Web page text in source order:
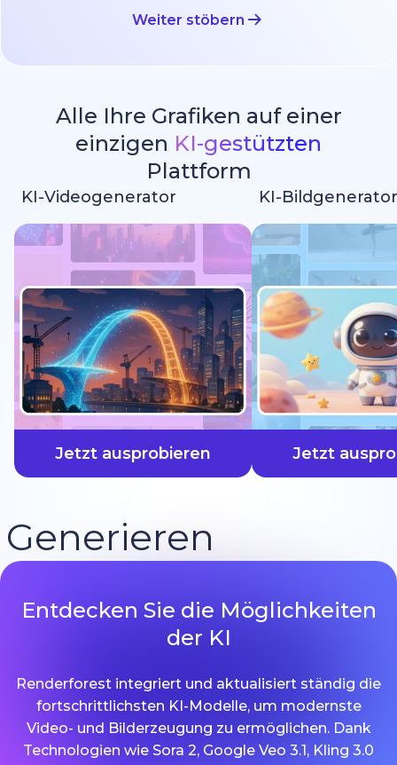
Weiter stöbern
Alle Ihre Grafiken auf einer
einzigen KI-gestützten
Plattform
KI-Videogenerator
Jetzt ausprobieren
KI-Bildgenerator
Jetzt
Generieren
schneller
Entdecken Sie die Möglichkeiten
der KI
Renderforest integriert und aktualisiert ständig die
fortschrittlichsten KI-Modelle, um modernste
Video- und Bilderzeugung zu ermöglichen. Dank
Technologien wie Sora 2, Google Veo 3.1, Kling 3.0